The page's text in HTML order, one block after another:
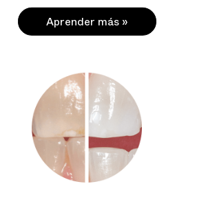
Aprender más